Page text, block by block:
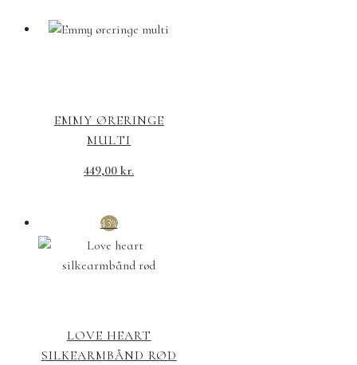
EMMY ØRERINGE
MULTI
449,00kr.
43%
LOVE HEART
SILKEARMBÅND RØD